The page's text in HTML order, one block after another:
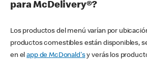
para McDelivery®?
Los productos del menú varían por
productos comestibles están disponibles,
en elapp de McDonald'sy verás los